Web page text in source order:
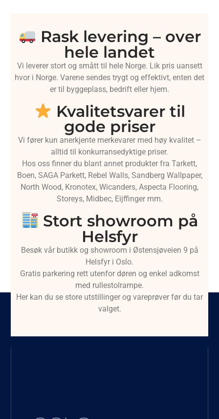
Rask levering – over
hele landet
Vi leverer stort og smått til hele Norge. Lik pris uansett
hvor i Norge. Varene sendes trygt og effektivt, enten det
er til byggeplass, bedrift eller hjem.
Kvalitetsvarer til
gode priser
Vi fører kun anerkjente merkevarer med høy kvalitet –
alltid til konkurransedyktige priser.
Hos oss finner du blant annet produkter fra Tarkett,
Boen, SAGA Parkett, Rebel Walls, Sandberg Wallpaper,
North Wood, Kronotex, Wicanders, Aspecta Flooring,
Storeys, Midbec, Eijffinger mm.
Stort showroom på
Helsfyr
Besøk vår butikk og showroom i Østensjøveien 9 på
Helsfyr i Oslo.
Gratis parkering rett utenfor døren og enkel adkomst
med rullestolrampe.
Her kan du se store utstillinger og vareprøver før du tar
valget.